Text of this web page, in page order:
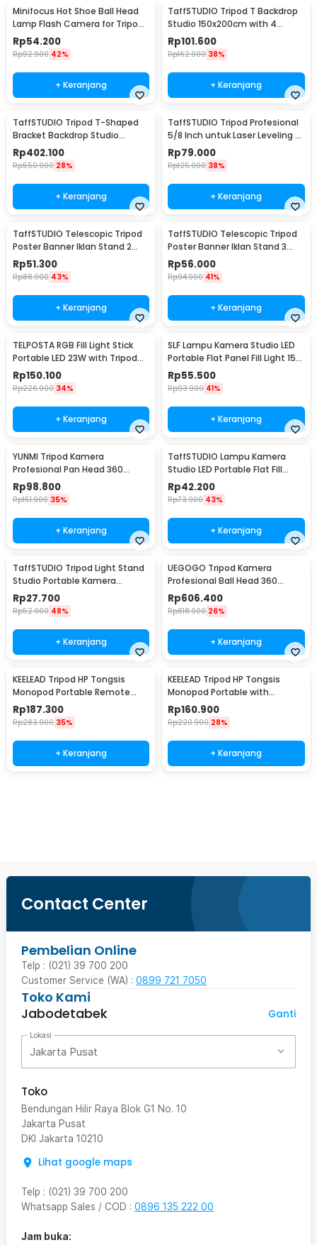
Minifocus Hot Shoe Ball Head
Lamp Flash Camera for Tripod
1/4 Inch - MF-1901
Rp54.200
Rp92.900 42%
+ Keranjang
TaffSTUDIO Tripod T Backdrop
Studio 150x200cm with 4
Clamp - DD-111
Rp101.600
Rp162.900 38%
+ Keranjang
TaffSTUDIO Tripod T-Shaped
Bracket Backdrop Studio
300x280cm - DD-112
Rp402.100
Rp550.900 28%
+ Keranjang
TaffSTUDIO Tripod Profesional
5/8 Inch untuk Laser Leveling -
T609
Rp79.000
Rp125.900 38%
+ Keranjang
TaffSTUDIO Telescopic Tripod
Poster Banner Iklan Stand 2
Section - FC-281
Rp51.300
Rp88.900 43%
+ Keranjang
TaffSTUDIO Telescopic Tripod
Poster Banner Iklan Stand 3
Section - FC-281
Rp56.000
Rp94.900 41%
+ Keranjang
TELPOSTA RGB Fill Light Stick
Portable LED 23W with Tripod
2M - AZ-05
Rp150.100
Rp226.900 34%
+ Keranjang
SLF Lampu Kamera Studio LED
Portable Flat Panel Fill Light 15W
- LPL-01
Rp55.500
Rp93.900 41%
+ Keranjang
YUNMI Tripod Kamera
Profesional Pan Head 360
Panoramic 140cm - F-3366T
Rp98.800
Rp151.900 35%
+ Keranjang
TaffSTUDIO Lampu Kamera
Studio LED Portable Flat Fill
Light 8 Inch - LPL-02
Rp42.200
Rp73.900 43%
+ Keranjang
TaffSTUDIO Tripod Light Stand
Studio Portable Kamera
Smartphone 190cm 1.9M - 190E
Rp27.700
Rp52.900 48%
+ Keranjang
UEGOGO Tripod Kamera
Profesional Ball Head 360
Panoramic Monopod 2.05M -
C11
Rp606.400
Rp818.900 26%
+ Keranjang
KEELEAD Tripod HP Tongsis
Monopod Portable Remote
Bluetooth Fill Light - L16
Rp187.300
Rp283.900 35%
+ Keranjang
KEELEAD Tripod HP Tongsis
Monopod Portable with
Remote Bluetooth - L16
Rp160.900
Rp220.900 28%
+ Keranjang
Contact Center
Pembelian Online
Telp : (021) 39 700 200
Customer Service (WA) : 0899 721 7050
Toko Kami
Jabodetabek
Ganti
Lokasi
Jakarta Pusat
Toko
Bendungan Hilir Raya Blok G1 No. 10
Jakarta Pusat
DKI Jakarta 10210
Lihat google maps
Telp : (021) 39 700 200
Whatsapp Sales / COD : 0896 135 222 00
Jam buka: